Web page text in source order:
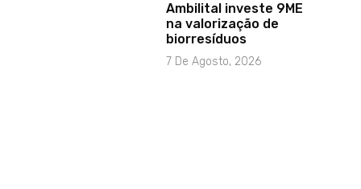
Ambilital investe 9ME
na valorização de
biorresíduos
7 De Agosto, 2026